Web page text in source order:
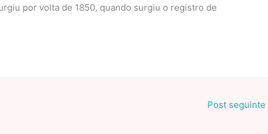
por volta de 1850, quando surgiu o registro de
Post seguinte